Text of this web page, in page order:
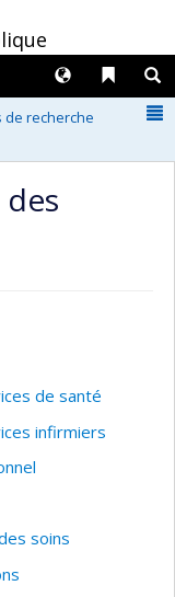
Liens
Langues
de recherche
de santé
infirmiers
soins